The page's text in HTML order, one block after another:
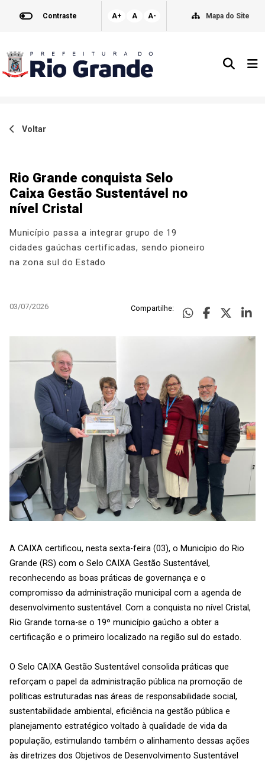
Contraste A+ A A- Mapa do Site
Voltar
Rio Grande conquista Selo
Caixa Gestão Sustentável no
nível Cristal
Município passa a integrar grupo de 19
cidades gaúchas certificadas, sendo pioneiro
na zona sul do Estado
03/07/2026 Compartilhe:
A CAIXA certificou, nesta sexta-feira (03), o Município do Rio
Grande (RS) com o Selo CAIXA Gestão Sustentável,
reconhecendo as boas práticas de governança e o
compromisso da administração municipal com a agenda de
desenvolvimento sustentável. Com a conquista no nível Cristal,
Rio Grande torna-se o 19º município gaúcho a obter a
certificação e o primeiro localizado na região sul do estado.
O Selo CAIXA Gestão Sustentável consolida práticas que
reforçam o papel da administração pública na promoção de
políticas estruturadas nas áreas de responsabilidade social,
sustentabilidade ambiental, eficiência na gestão pública e
planejamento estratégico voltado à qualidade de vida da
população, estimulando também o alinhamento dessas ações
às diretrizes dos Objetivos de Desenvolvimento Sustentável